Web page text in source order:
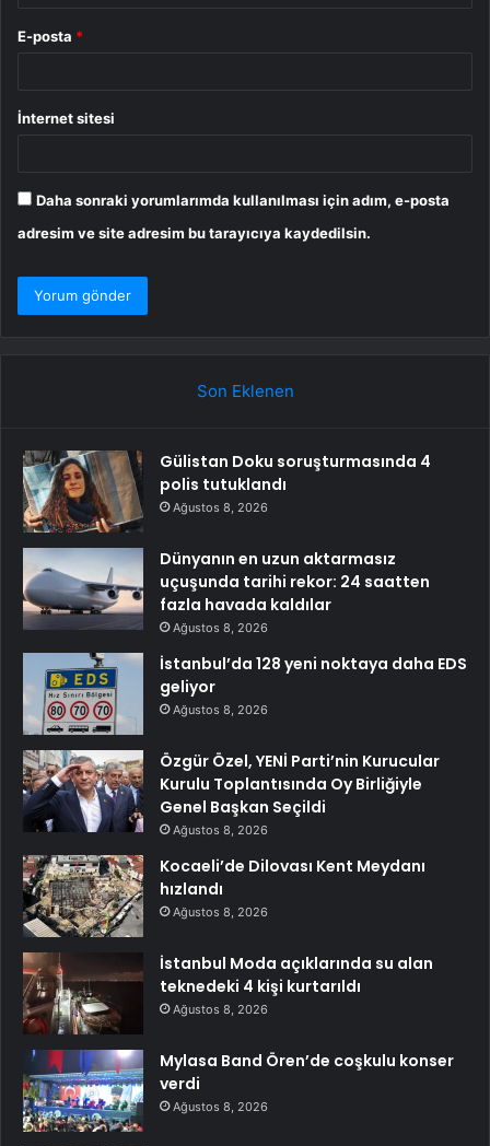
E-posta *
İnternet sitesi
Daha sonraki yorumlarımda kullanılması için adım, e-posta
adresim ve site adresim bu tarayıcıya kaydedilsin.
Son Eklenen
Gülistan Doku soruşturmasında 4
polis tutuklandı
Ağustos 8, 2026
Dünyanın en uzun aktarmasız
uçuşunda tarihi rekor: 24 saatten
fazla havada kaldılar
Ağustos 8, 2026
İstanbul’da 128 yeni noktaya daha EDS
geliyor
Ağustos 8, 2026
Özgür Özel, YENİ Parti’nin Kurucular
Kurulu Toplantısında Oy Birliğiyle
Genel Başkan Seçildi
Ağustos 8, 2026
Kocaeli’de Dilovası Kent Meydanı
hızlandı
Ağustos 8, 2026
İstanbul Moda açıklarında su alan
teknedeki 4 kişi kurtarıldı
Ağustos 8, 2026
Mylasa Band Ören’de coşkulu konser
verdi
Ağustos 8, 2026